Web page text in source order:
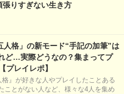
りすぎない生き方
人格」の新モード“手記の加筆”は
ど…実際どうなの？集まってプ
プレイレポ】
格』が好きな人やプレイしたことある
ことがない人など、様々な4人を集め